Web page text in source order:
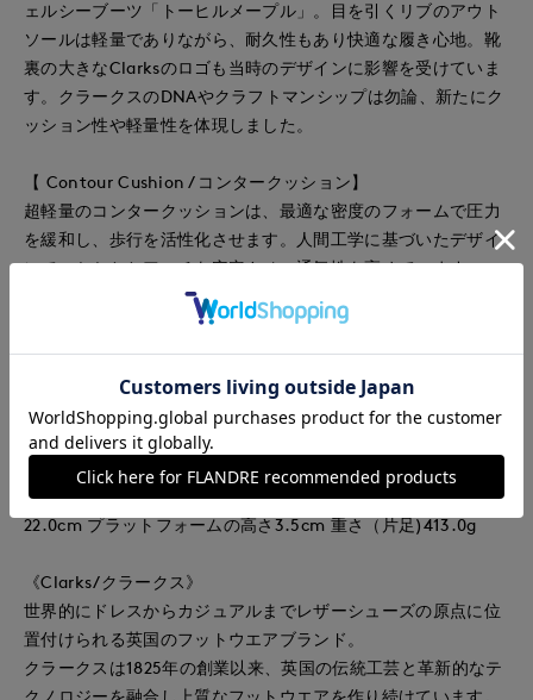
ェルシーブーツ「トーヒルメープル」。目を引くリブのアウト
ソールは軽量でありながら、耐久性もあり快適な履き心地。靴
裏の大きなClarksのロゴも当時のデザインに影響を受けていま
す。クラークスのDNAやクラフトマンシップは勿論、新たにク
ッション性や軽量性を体現しました。
【 Contour Cushion / コンタークッション】
超軽量のコンタークッションは、最適な密度のフォームで圧力
を緩和し、歩行を活性化させます。人間工学に基づいたデザイ
ンで、かかととアーチを安定させ、通気性を高めています。
表示サイズ/メーカーサイズ
22/23cm
24/24cm
■詳細寸法参考
表示サイズ「23」：ヒールの高さ4.5cm 筒丈14.5cm 筒周り
22.0cm プラットフォームの高さ3.5cm 重さ（片足)413.0g
《Clarks/クラークス》
世界的にドレスからカジュアルまでレザーシューズの原点に位
置付けられる英国のフットウエアブランド。
クラークスは1825年の創業以来、英国の伝統工芸と革新的なテ
クノロジーを融合し上質なフットウエアを作り続けています。